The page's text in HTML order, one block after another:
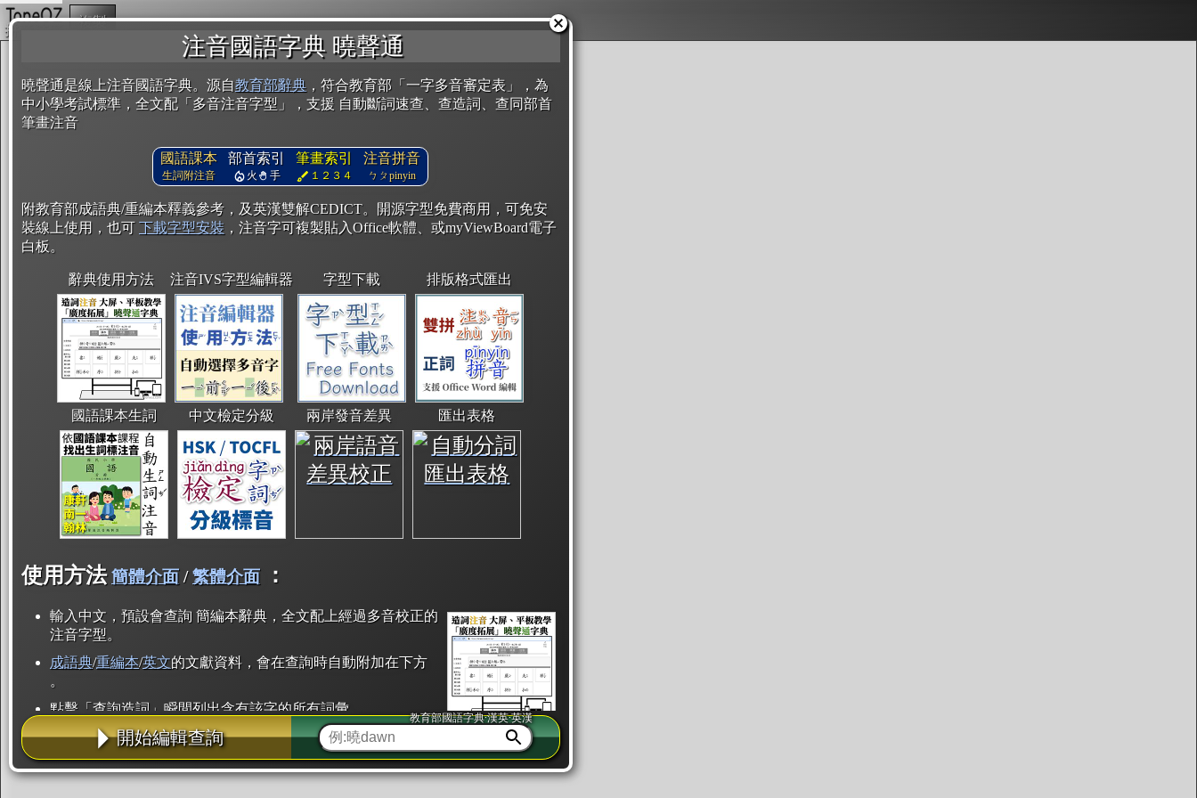
注音國語字典 曉聲通
曉聲通是線上注音國語字典。源自教育部辭典 ，符合教育部「一字多音審定表」，為
中小學考試標準，全文配「多音注音字型」，支援 自動斷詞速查、查造詞、查同部首
筆畫注音
國語課本
生詞附注音
部首索引
火 手
筆畫索引
１２３４
注音拼音
ㄅㄆpinyin
附教育部成語典/重編本釋義參考，及英漢雙解CEDICT。開源字型免費商用，可免安
裝線上使用，也可 下載字型安裝 ，注音字可複製貼入Office軟體、或myViewBoard電子
白板。
辭典使用方法 注音IVS字型編輯器 字型下載 排版格式匯出
國語課本生詞 中文檢定分級 兩岸發音差異 匯出表格
使用方法 簡體介面/繁體介面 ：
輸入中文，預設會查詢 簡編本辭典，全文配上經過多音校正的
注音字型。
成語典/重編本/英文的文獻資料，會在查詢時自動附加在下方
。
點擊「查詢造詞」瞬間列出含有該字的所有詞彙。
點「部首」瞬間列出所有「同部首字」。也支援查詢「同注音」或「同筆畫」。
辭典解釋的全文都經過自動斷詞，點擊便可瞬間「連續查詢」此字詞的解釋，不
用手動重複輸入。
開始編輯查詢
教育部國語字典·漢英·英漢
複製